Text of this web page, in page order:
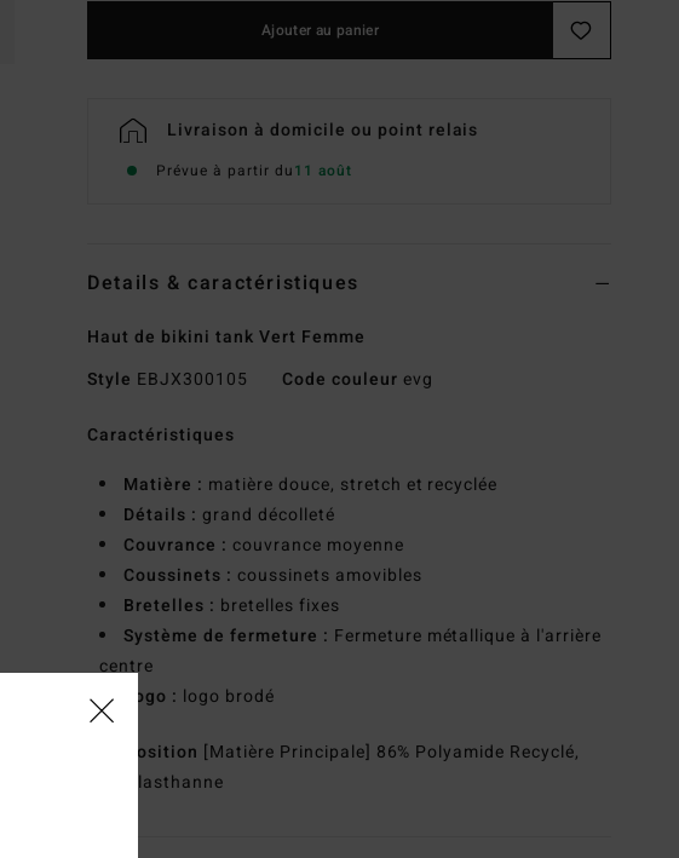
Ajouter au panier
Livraison à domicile ou point relais
Prévue à partir du11 août
Details & caractéristiques
Haut de bikini tank Vert Femme
Style EBJX300105 Code couleur evg
Caractéristiques
Matière : matière douce, stretch et recyclée
Détails : grand décolleté
Couvrance : couvrance moyenne
Coussinets : coussinets amovibles
Bretelles : bretelles fixes
Système de fermeture : Fermeture métallique à l'arrière
centre
Logo : logo brodé
Composition [Matière Principale] 86% Polyamide Recyclé,
14% Élasthanne